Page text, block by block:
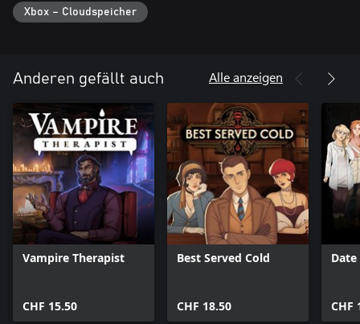
Xbox – Cloudspeicher
Anderen gefällt auch Alle anzeigen
Vampire Therapist
CHF 15.50
Best Served Cold
CHF 18.50
Date
CHF